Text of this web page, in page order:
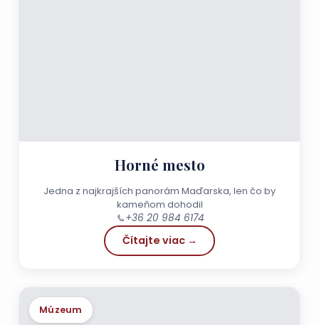
Horné mesto
Jedna z najkrajších panorám Maďarska, len čo by
kameňom dohodil
📞+36 20 984 6174
Čítajte viac →
Múzeum